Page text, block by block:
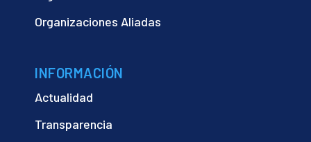
Organizaciones Aliadas
INFORMACIÓN
Actualidad
Transparencia